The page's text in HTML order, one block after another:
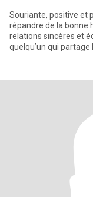
Souriante, positive et
répandre de la bonne
relations sincères et
quelqu’un qui